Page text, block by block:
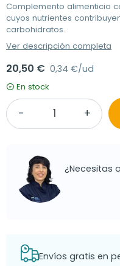
Complemento alimenticio
cuyos nutrientes
carbohidratos.
Ver descripción completa
20,50 € 0,34 €/ud
En stock
¿Necesitas
Envíos gratis en